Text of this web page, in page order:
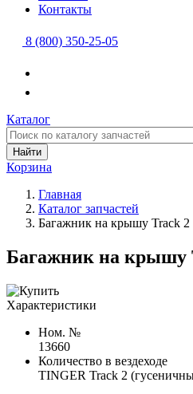
Контакты
8 (800) 350-25-05
Каталог
Найти
Корзина
Главная
Каталог запчастей
Багажник на крышу Track 2
Багажник на крышу
Характеристики
Ном. №
13660
Количество в вездеходе
TINGER Track 2